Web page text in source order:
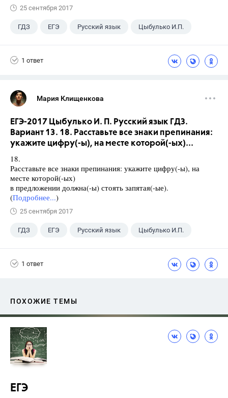
25 сентября 2017
ГДЗ ЕГЭ Русский язык Цыбулько И.П.
1 ответ
Мария Клищенкова
ЕГЭ-2017 Цыбулько И. П. Русский язык ГДЗ.
Вариант 13. 18. Расставьте все знаки препинания:
укажите цифру(-ы), на месте которой(-ых)...
18.
Расставьте все знаки препинания: укажите цифру(-ы), на
месте которой(-ых)
в предложении должна(-ы) стоять запятая(-ые).
(Подробнее...)
25 сентября 2017
ГДЗ ЕГЭ Русский язык Цыбулько И.П.
1 ответ
ПОХОЖИЕ ТЕМЫ
ЕГЭ